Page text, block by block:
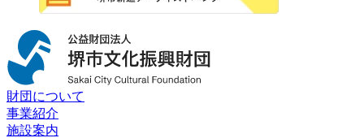
財団について
事業紹介
施設案内